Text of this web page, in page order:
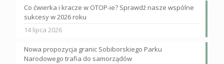
Co ćwierka i kracze w OTOP-ie? Sprawdź nasze wspólne
sukcesy w 2026 roku
14 lipca 2026
Nowa propozycja granic Sobiborskiego Parku
Narodowego trafia do samorządów